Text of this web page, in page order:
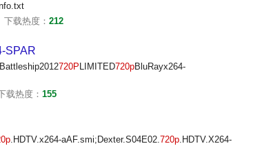
下载热度： 212
SPAR
720P LIMITED720pBluRayx264-
载热度： 155
.HDTV.x264-aAF.smi;Dexter.S04E02.720p.HDTV.X264-